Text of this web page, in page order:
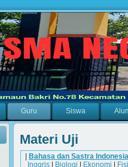
Guru Siswa
Materi Uji
| Bahasa dan Sastra Indonesia
Inggris | Biologi | Ekonomi |